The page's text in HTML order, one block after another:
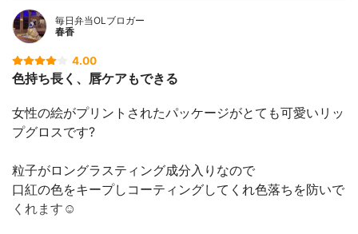
毎日弁当OLブロガー
春香
4.00
色持ち長く、唇ケアもできる
女性の絵がプリントされたパッケージがとても可愛いリッ
プグロスです?
粒子がロングラスティング成分入りなので
口紅の色をキープしコーティングしてくれ色落ちを防いで
くれます☺️